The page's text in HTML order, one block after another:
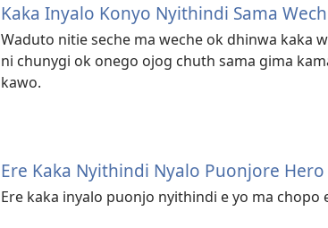
Kaka Inyalo Konyo Nyithindi Sama
Waduto nitie seche ma weche ok dhinwa kaka
ni chunygi ok onego ojog chuth sama gima
kawo.
Ere Kaka Nyithindi Nyalo Puonjore Hero
Ere kaka inyalo puonjo nyithindi e yo ma